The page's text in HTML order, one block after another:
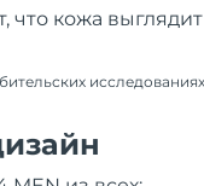
что кожа выглядит
исследованиях